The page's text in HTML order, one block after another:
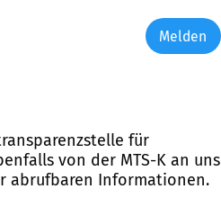
Melden
für
von der MTS-K an uns
abrufbaren Informationen.